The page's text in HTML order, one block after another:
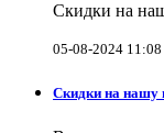
Скидки на
05-08-2024 11:08
Скидки на нашу